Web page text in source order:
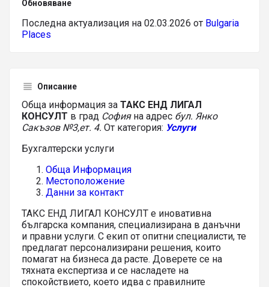
Обновяване
Последна актуализация на 02.03.2026 от Bulgaria
Places
Описание
Обща информация за ТАКС ЕНД ЛИГАЛ
КОНСУЛТ в град София на адрес бул. Янко
Сакъзов №3,ет. 4. От категория: Услуги
Бухгалтерски услуги
Обща Информация
Местоположение
Данни за контакт
ТАКС ЕНД ЛИГАЛ КОНСУЛТ е иновативна
българска компания, специализирана в данъчни
и правни услуги. С екип от опитни специалисти, те
предлагат персонализирани решения, които
помагат на бизнеса да расте. Доверете се на
тяхната експертиза и се насладете на
спокойствието, което идва с правилните